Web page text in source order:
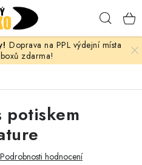
Doprava na PPL výdejní místa
zdarma!
potiskem
Podrobnosti hodnocení